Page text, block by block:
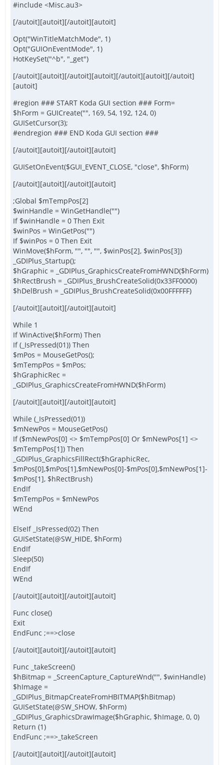
#include <Misc.au3>
[/autoit][autoit][/autoit][autoit]
Opt("WinTitleMatchMode", 1)
Opt("GUIOnEventMode", 1)
HotKeySet("^b", "_get")
[/autoit][autoit][/autoit][autoit][/autoit][autoit][/autoit]
[autoit]
#region ### START Koda GUI section ### Form=
$hForm = GUICreate("", 169, 54, 192, 124, 0)
GUISetCursor(3);
#endregion ### END Koda GUI section ###
[/autoit][autoit][/autoit][autoit]
GUISetOnEvent($GUI_EVENT_CLOSE, "close", $hForm)
[/autoit][autoit][/autoit][autoit]
;Global $mTempPos[2]
$winHandle = WinGetHandle("")
If $winHandle = 0 Then Exit
$winPos = WinGetPos("")
If $winPos = 0 Then Exit
WinMove($hForm, "", "", "", $winPos[2], $winPos[3])
_GDIPlus_Startup();
$hGraphic = _GDIPlus_GraphicsCreateFromHWND($hForm)
$hRectBrush = _GDIPlus_BrushCreateSolid(0x33FF0000)
$hDelBrush = _GDIPlus_BrushCreateSolid(0x00FFFFFF)
[/autoit][autoit][/autoit][autoit]
While 1
If WinActive($hForm) Then
If (_IsPressed(01)) Then
$mPos = MouseGetPos();
$mTempPos = $mPos;
$hGraphicRec =
_GDIPlus_GraphicsCreateFromHWND($hForm)
[/autoit][autoit][/autoit][autoit]
While (_IsPressed(01))
$mNewPos = MouseGetPos()
If ($mNewPos[0] <> $mTempPos[0] Or $mNewPos[1] <>
$mTempPos[1]) Then
_GDIPlus_GraphicsFillRect($hGraphicRec,
$mPos[0],$mPos[1],$mNewPos[0]-$mPos[0],$mNewPos[1]-
$mPos[1], $hRectBrush)
EndIf
$mTempPos = $mNewPos
WEnd
ElseIf _IsPressed(02) Then
GUISetState(@SW_HIDE, $hForm)
EndIf
Sleep(50)
EndIf
WEnd
[/autoit][autoit][/autoit][autoit]
Func close()
Exit
EndFunc ;==>close
[/autoit][autoit][/autoit][autoit]
Func _takeScreen()
$hBitmap = _ScreenCapture_CaptureWnd("", $winHandle)
$hImage =
_GDIPlus_BitmapCreateFromHBITMAP($hBitmap)
GUISetState(@SW_SHOW, $hForm)
_GDIPlus_GraphicsDrawImage($hGraphic, $hImage, 0, 0)
Return (1)
EndFunc ;==>_takeScreen
[/autoit][autoit][/autoit][autoit]